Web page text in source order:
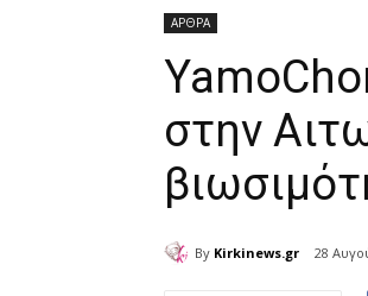
ΑΡΘΡΑ
στην
By Kirkinews.gr 28